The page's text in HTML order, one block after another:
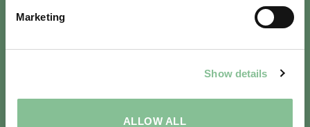
Marketing
Show details
ALLOW ALL
Es gibt für jedes Alter etwas zu tun. Spielen
Tischtennis heraus oder sorgen Sie für
zusätzliche Action am Airhockey-Tisch.
Beginnen Sie den Tag mit einer guten Tasse